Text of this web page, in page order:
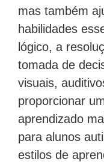
mas também
habilidades
lógico, a
tomada de
visuais,
proporcionar
aprendizado
para alunos
estilos de